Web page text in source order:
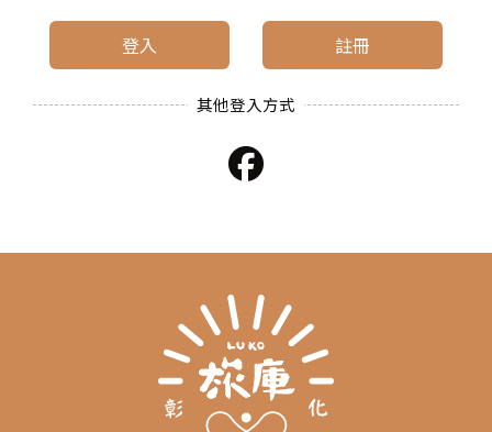
登入 註冊